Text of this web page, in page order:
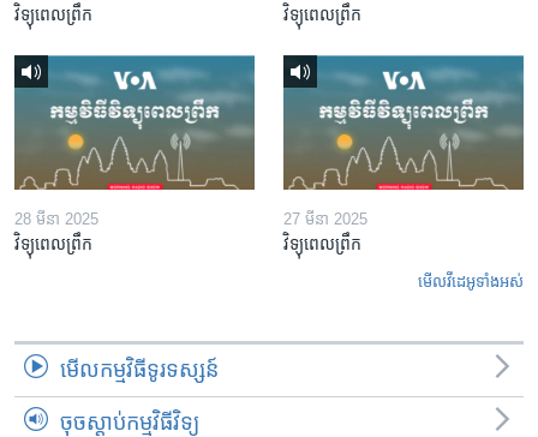
វិទ្យុពេលព្រឹក វិទ្យុពេលព្រឹក
28 មីនា 2025
វិទ្យុពេលព្រឹក
27 មីនា 2025
វិទ្យុពេលព្រឹក
មើល​វីដេអូ​ទាំង​អស់
មើល​កម្មវិធី​ទូរទស្សន៍
ចុចស្តាប់កម្មវិធីវិទ្យុ